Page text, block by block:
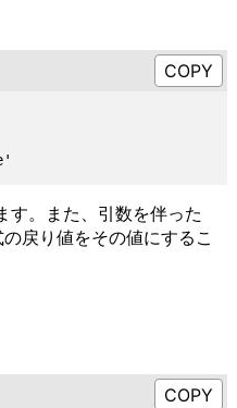
。また、引数を伴った
戻り値をその値にするこ